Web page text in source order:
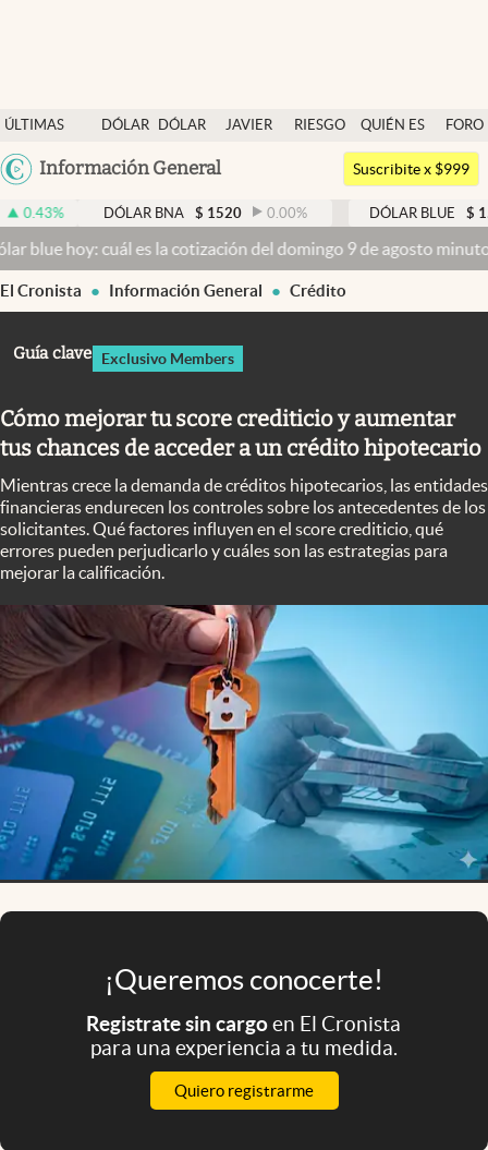
ÚLTIMAS
NOTICIAS
DÓLAR
DÓLAR
JAVIER
RIESGO
QUIÉN ES
QUIÉN
FORO
Argentina
México
Información General
Dólar
Members
Economía y Política
Finanzas y Mercados
Mercados Online
Otras secciones
Apertura
Infotechnology
Clima
Mundial 2026
Eventos Corporativos
El Cronista Studio
Mediakit
abre en nueva pestaña
Argentina
Suscribite x $999
DÓLAR BNA $ 1520 0.00% DÓLAR BLUE $ 1525 -0.33
cuál es la cotización del domingo 9 de agosto minuto a minuto
El Cronista Información General Crédito
Guía clave Exclusivo Members
Cómo mejorar tu score crediticio y aumentar
tus chances de acceder a un crédito hipotecario
Mientras crece la demanda de créditos hipotecarios, las entidades
financieras endurecen los controles sobre los antecedentes de los
solicitantes. Qué factores influyen en el score crediticio, qué
errores pueden perjudicarlo y cuáles son las estrategias para
mejorar la calificación.
¡Queremos conocerte!
Registrate sin cargoen El Cronista
para una experiencia a tu medida.
Quiero registrarme